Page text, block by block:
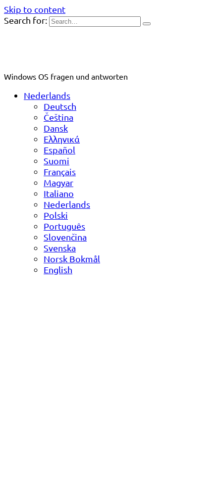
Skip to content
Search for:
Windows OS fragen und antworten
Nederlands
Deutsch
Čeština
Dansk
Ελληνικά
Español
Suomi
Français
Magyar
Italiano
Nederlands
Polski
Português
Slovenčina
Svenska
Norsk Bokmål
English